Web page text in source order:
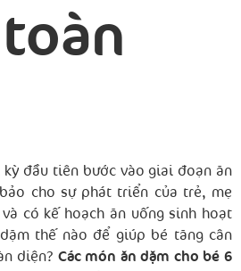
đầu tiên bước vào giai đoạn ăn
cho sự phát triển của trẻ, mẹ
có kế hoạch ăn uống sinh hoạt
thế nào để giúp bé tăng cân
diện? Các món ăn dặm cho bé 6